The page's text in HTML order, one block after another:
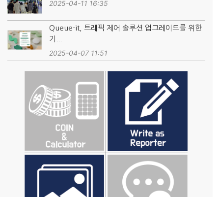
2025-04-11 16:35
Queue-it, 트래픽 제어 솔루션 업그레이드를 위한
기...
2025-04-07 11:51